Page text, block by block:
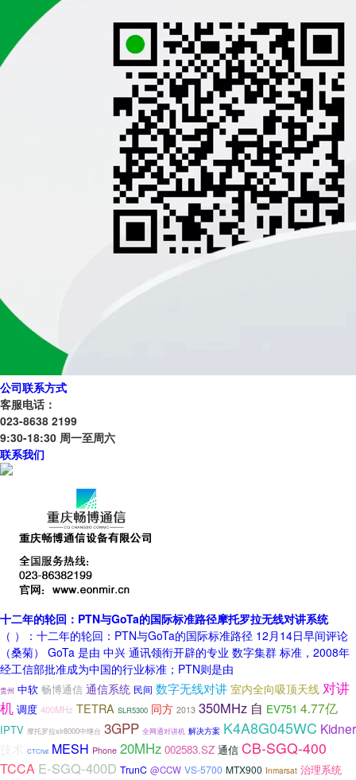
公司联系方式
客服电话：
023-8638 2199
9:30-18:30 周一至周六
联系我们
十二年的轮回：PTN与GoTa的国际标准路径摩托罗拉无线对讲系统
（ ）：十二年的轮回：PTN与GoTa的国际标准路径 12月14日早间评论
（桑菊） GoTa 是由 中兴 通讯领衔开辟的专业 数字集群 标准，2008年
经工信部批准成为中国的行业标准；PTN则是由
贵州 中软 畅博通信 通信系统 民间 数字无线对讲 室内全向吸顶天线 对讲
机 调度 400MHz TETRA SLR5300 同方 2013 350MHz 自 EV751 4.77亿
IPTV 摩托罗拉slr8000中继台 3GPP 全网通对讲机 解决方案 K4A8G045WC Kidner
CTChat MESH Phone 20MHz 002583.SZ 通信 CB-SGQ-400
TCCA E-SGQ-400D TrunC @CCW VS-5700 MTX900 Inmarsat 治理系统